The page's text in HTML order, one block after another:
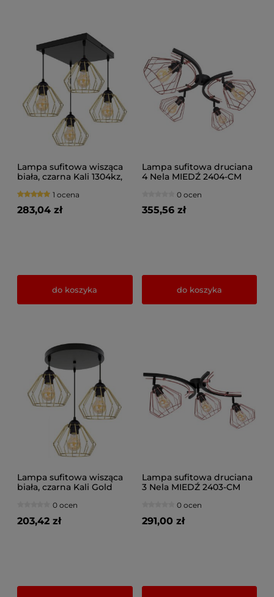
Lampa sufitowa wisząca
biała, czarna Kali 1304kz,
abażurami1 ocena
283,04 zł
do koszyka
Lampa sufitowa druciana
4 Nela MIEDŹ 2404-CM
0 ocen
355,56 zł
do koszyka
Lampa sufitowa wisząca
biała, czarna Kali Gold
abażurami0 ocen
203,42 zł
Lampa sufitowa druciana
3 Nela MIEDŹ 2403-CM
0 ocen
291,00 zł